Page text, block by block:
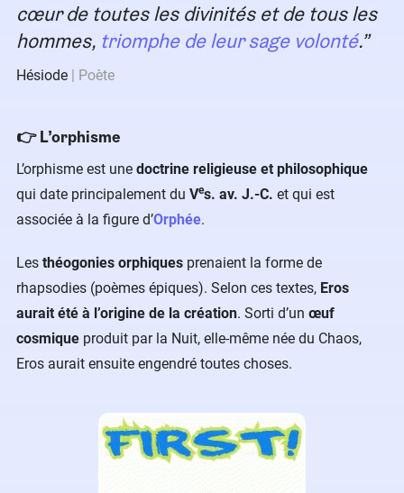
cœur de toutes les divinités et de tous les
hommes, triomphe de leur sage volonté.
Hésiode Poète
👉 L’orphisme
L’orphisme est une doctrine religieuse et philosophique
qui date principalement du Ves. av. J.-C. et qui est
associée à la figure d’Orphée.
Les théogonies orphiques prenaient la forme de
rhapsodies (poèmes épiques). Selon ces textes, Eros
aurait été à l’origine de la création. Sorti d’un œuf
cosmique produit par la Nuit, elle-même née du Chaos,
Eros aurait ensuite engendré toutes choses.